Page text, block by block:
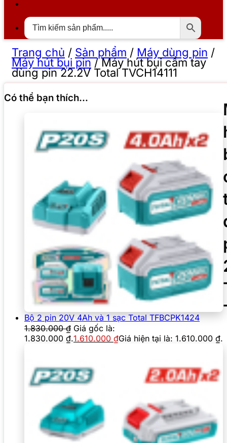
Trang chủ / Sản phẩm / Máy dùng pin /
Máy hút bụi pin/Máy hút bụi cầm tay
dùng pin 22.2V Total TVCH14111
Có thể bạn thích…
Bộ 2 pin 20V 4Ah và 1 sạc Total TFBCPK1424
1.830.000₫ Giá gốc là:
1.830.000 ₫.1.610.000 ₫Giá hiện tại là: 1.610.000 ₫.